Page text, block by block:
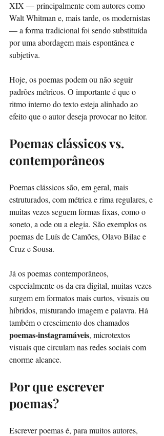
XIX — principalmente com autores como
Walt Whitman e, mais tarde, os modernistas
— a forma tradicional foi sendo substituída
por uma abordagem mais espontânea e
subjetiva.
Hoje, os poemas podem ou não seguir
padrões métricos. O importante é que o
ritmo interno do texto esteja alinhado ao
efeito que o autor deseja provocar no leitor.
Poemas clássicos vs.
contemporâneos
Poemas clássicos são, em geral, mais
estruturados, com métrica e rima regulares, e
muitas vezes seguem formas fixas, como o
soneto, a ode ou a elegia. São exemplos os
poemas de Luís de Camões, Olavo Bilac e
Cruz e Sousa.
Já os poemas contemporâneos,
especialmente os da era digital, muitas vezes
surgem em formatos mais curtos, visuais ou
híbridos, misturando imagem e palavra. Há
também o crescimento dos chamados
poemas-instagramáveis, microtextos
visuais que circulam nas redes sociais com
enorme alcance.
Por que escrever
poemas?
Escrever poemas é, para muitos autores,